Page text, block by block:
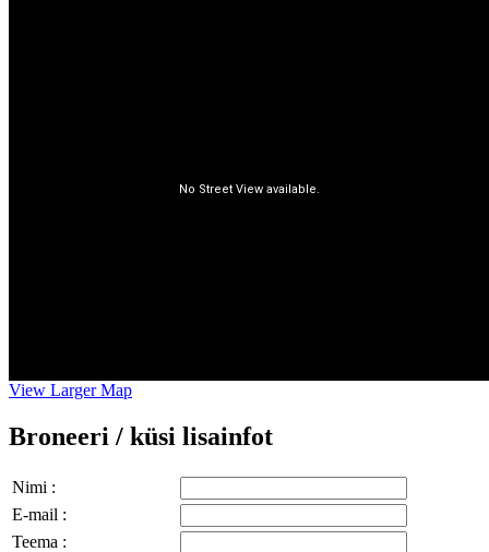
View Larger Map
Broneeri / küsi lisainfot
Nimi :
E-mail :
Teema :